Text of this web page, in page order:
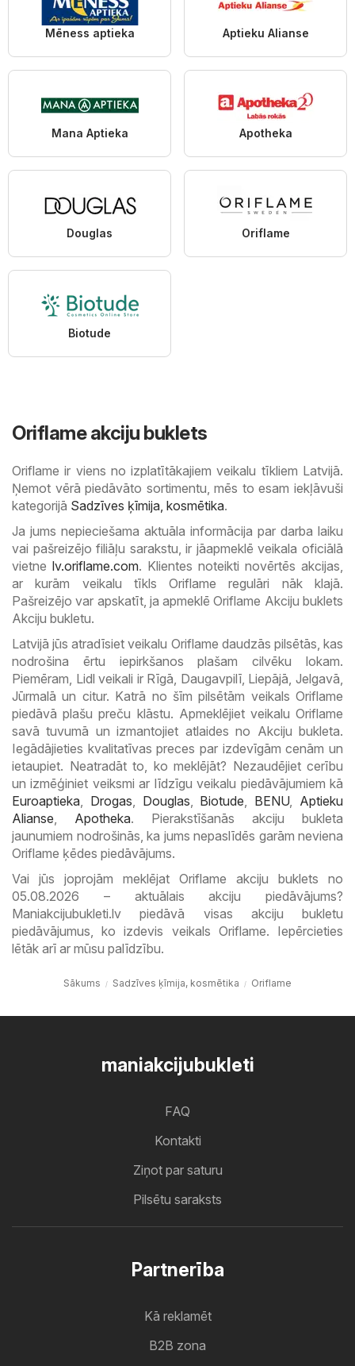
Mēness aptieka Aptieku Alianse
Mana Aptieka Apotheka
Douglas Oriflame
Biotude
Oriflame akciju buklets
Oriflame ir viens no izplatītākajiem veikalu tīkliem Latvijā.
Ņemot vērā piedāvāto sortimentu, mēs to esam iekļāvuši
kategorijā Sadzīves ķīmija, kosmētika.
Ja jums nepieciešama aktuāla informācija par darba laiku
vai pašreizējo filiāļu sarakstu, ir jāapmeklē veikala oficiālā
vietne lv.oriflame.com. Klientes noteikti novērtēs akcijas,
ar kurām veikalu tīkls Oriflame regulāri nāk klajā.
Pašreizējo var apskatīt, ja apmeklē Oriflame Akciju buklets
Akciju bukletu.
Latvijā jūs atradīsiet veikalu Oriflame daudzās pilsētās, kas
nodrošina ērtu iepirkšanos plašam cilvēku lokam.
Piemēram, Lidl veikali ir Rīgā, Daugavpilī, Liepājā, Jelgavā,
Jūrmalā un citur. Katrā no šīm pilsētām veikals Oriflame
piedāvā plašu preču klāstu. Apmeklējiet veikalu Oriflame
savā tuvumā un izmantojiet atlaides no Akciju bukleta.
Iegādājieties kvalitatīvas preces par izdevīgām cenām un
ietaupiet. Neatradāt to, ko meklējāt? Nezaudējiet cerību
un izmēģiniet veiksmi ar līdzīgu veikalu piedāvājumiem kā
Euroaptieka
Drogas Douglas Biotude BENU, Aptieku
Alianse
Apotheka. Pierakstīšanās akciju bukleta
jaunumiem nodrošinās, ka jums nepaslīdēs garām neviena
Oriflame ķēdes piedāvājums.
Vai jūs joprojām meklējat Oriflame akciju buklets no
05.08.2026 – aktuālais akciju piedāvājums?
Maniakcijubukleti.lv piedāvā visas akciju bukletu
piedāvājumus, ko izdevis veikals Oriflame. Iepērcieties
lētāk arī ar mūsu palīdzību.
Sākums Sadzīves ķīmija, kosmētika Oriflame
maniakcijubukleti
FAQ
Kontakti
Ziņot par saturu
Pilsētu saraksts
Partnerība
Kā reklamēt
B2B zona